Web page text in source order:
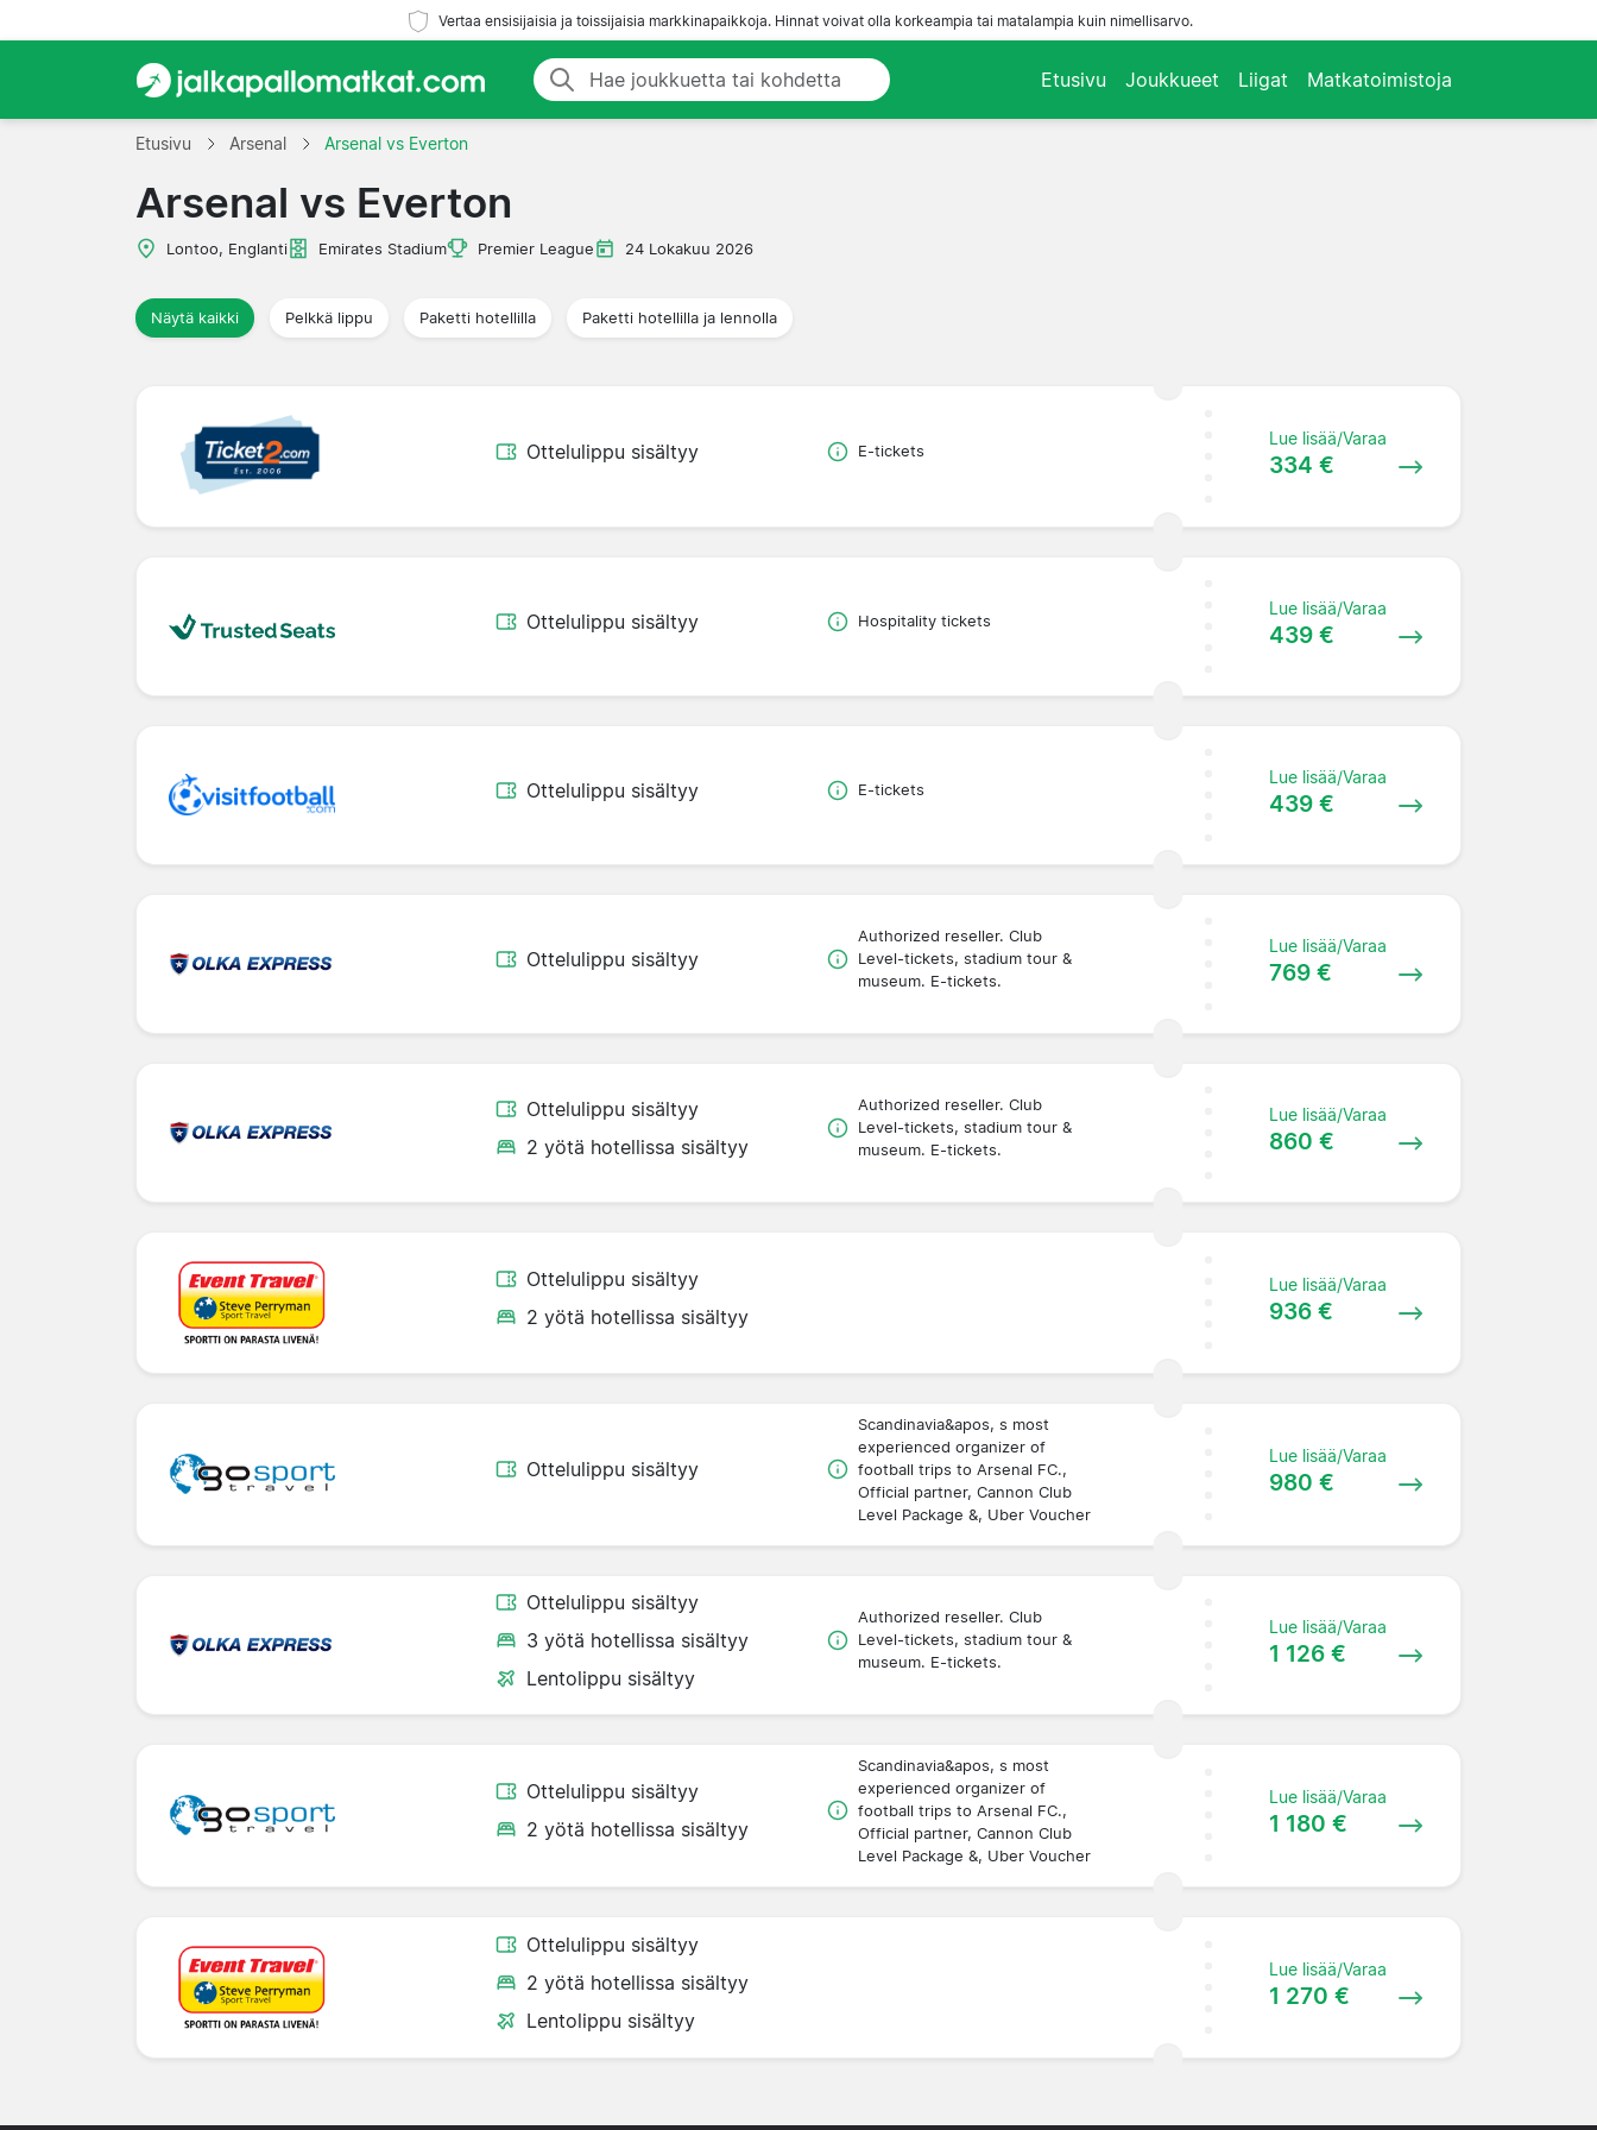
Vertaa ensisijaisia ja toissijaisia markkinapaikkoja. Hinnat voivat olla korkeampia tai matalampia kuin nimellisarvo.
Etusivu Joukkueet Liigat Matkatoimistoja
Etusivu Arsenal Arsenal vs Everton
Arsenal vs Everton
Lontoo, Englanti Emirates Stadium Premier League 24 Lokakuu 2026
Näytä kaikki Pelkkä lippu Paketti hotellilla Paketti hotellilla ja lennolla
Ottelulippu sisältyy E-tickets
Lue lisää/Varaa
334 €
Ottelulippu sisältyy Hospitality tickets
Lue lisää/Varaa
439 €
Ottelulippu sisältyy E-tickets
Lue lisää/Varaa
439 €
Ottelulippu sisältyy
Authorized reseller. Club
Level-tickets, stadium tour &
museum. E-tickets.
Lue lisää/Varaa
769 €
Ottelulippu sisältyy
2 yötä hotellissa sisältyy
Authorized reseller. Club
Level-tickets, stadium tour &
museum. E-tickets.
Lue lisää/Varaa
860 €
Ottelulippu sisältyy
2 yötä hotellissa sisältyy
Lue lisää/Varaa
936 €
Ottelulippu sisältyy
Scandinavia&apos, s most
experienced organizer of
football trips to Arsenal FC.,
Official partner, Cannon Club
Level Package &, Uber Voucher
Lue lisää/Varaa
980 €
Ottelulippu sisältyy
3 yötä hotellissa sisältyy
Lentolippu sisältyy
Authorized reseller. Club
Level-tickets, stadium tour &
museum. E-tickets.
Lue lisää/Varaa
1 126 €
Ottelulippu sisältyy
2 yötä hotellissa sisältyy
Scandinavia&apos, s most
experienced organizer of
football trips to Arsenal FC.,
Official partner, Cannon Club
Level Package &, Uber Voucher
Lue lisää/Varaa
1 180 €
Ottelulippu sisältyy
2 yötä hotellissa sisältyy
Lentolippu sisältyy
Lue lisää/Varaa
1 270 €